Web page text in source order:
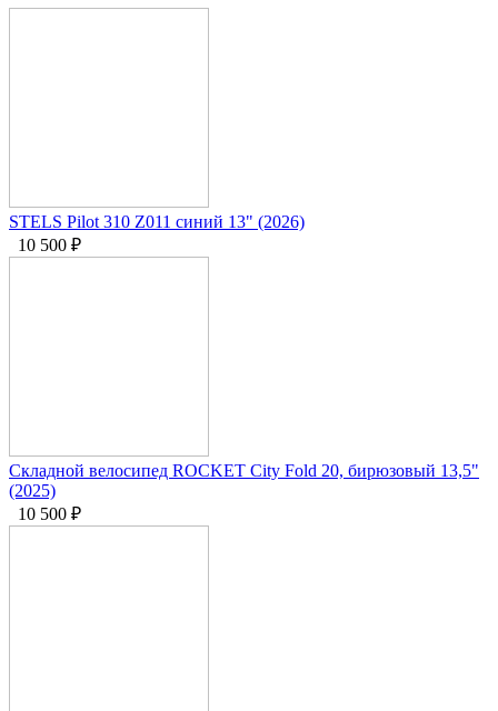
STELS Pilot 310 Z011 синий 13" (2026)
10 500 ₽
Складной велосипед ROCKET City Fold 20, бирюзовый 13,5"
(2025)
10 500 ₽